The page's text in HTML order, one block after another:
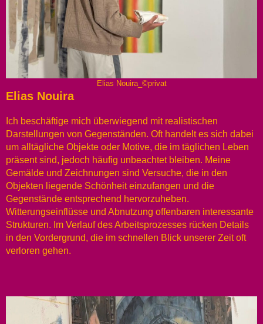
Elias Nouira_©privat
Elias Nouira
Ich beschäftige mich überwiegend mit realistischen
Darstellungen von Gegenständen. Oft handelt es sich dabei
um alltägliche Objekte oder Motive, die im täglichen Leben
präsent sind, jedoch häufig unbeachtet bleiben. Meine
Gemälde und Zeichnungen sind Versuche, die in den
Objekten liegende Schönheit einzufangen und die
Gegenstände entsprechend hervorzuheben.
Witterungseinflüsse und Abnutzung offenbaren interessante
Strukturen. Im Verlauf des Arbeitsprozesses rücken Details
in den Vordergrund, die im schnellen Blick unserer Zeit oft
verloren gehen.